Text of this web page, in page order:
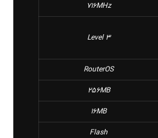
716MHz
Level 3
RouterOS
256MB
16MB
Flash